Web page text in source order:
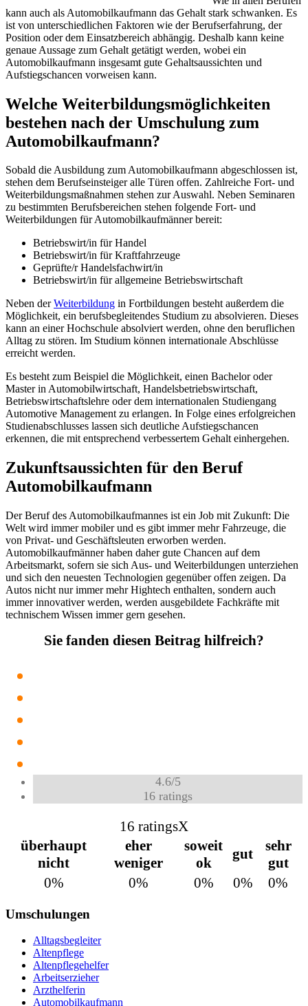
kann auch als Automobilkaufmann das Gehalt stark schwanken. Es
ist von unterschiedlichen Faktoren wie der Berufserfahrung, der
Position oder dem Einsatzbereich abhängig. Deshalb kann keine
genaue Aussage zum Gehalt getätigt werden, wobei ein
Automobilkaufmann insgesamt gute Gehaltsaussichten und
Aufstiegschancen vorweisen kann.
Welche Weiterbildungsmöglichkeiten
bestehen nach der Umschulung zum
Automobilkaufmann?
Sobald die Ausbildung zum Automobilkaufmann abgeschlossen ist,
stehen dem Berufseinsteiger alle Türen offen. Zahlreiche Fort- und
Weiterbildungsmaßnahmen stehen zur Auswahl. Neben Seminaren
zu bestimmten Berufsbereichen stehen folgende Fort- und
Weiterbildungen für Automobilkaufmänner bereit:
Betriebswirt/in für Handel
Betriebswirt/in für Kraftfahrzeuge
Geprüfte/r Handelsfachwirt/in
Betriebswirt/in für allgemeine Betriebswirtschaft
Neben derWeiterbildung in Fortbildungen besteht außerdem die
Möglichkeit, ein berufsbegleitendes Studium zu absolvieren. Dieses
kann an einer Hochschule absolviert werden, ohne den beruflichen
Alltag zu stören. Im Studium können internationale Abschlüsse
erreicht werden.
Es besteht zum Beispiel die Möglichkeit, einen Bachelor oder
Master in Automobilwirtschaft, Handelsbetriebswirtschaft,
Betriebswirtschaftslehre oder dem internationalen Studiengang
Automotive Management zu erlangen. In Folge eines erfolgreichen
Studienabschlusses lassen sich deutliche Aufstiegschancen
erkennen, die mit entsprechend verbessertem Gehalt einhergehen.
Zukunftsaussichten für den Beruf
Automobilkaufmann
Der Beruf des Automobilkaufmannes ist ein Job mit Zukunft: Die
Welt wird immer mobiler und es gibt immer mehr Fahrzeuge, die
von Privat- und Geschäftsleuten erworben werden.
Automobilkaufmänner haben daher gute Chancen auf dem
Arbeitsmarkt, sofern sie sich Aus- und Weiterbildungen unterziehen
und sich den neuesten Technologien gegenüber offen zeigen. Da
Autos nicht nur immer mehr Hightech enthalten, sondern auch
immer innovativer werden, werden ausgebildete Fachkräfte mit
technischem Wissen immer gern gesehen.
Sie fanden diesen Beitrag hilfreich?
4.6/5
16 ratings
16 ratingsX
überhaupt
nicht
eher
weniger
soweit
ok
gut
sehr
gut
0%
0% 0% 0% 0%
Umschulungen
Alltagsbegleiter
Altenpflege
Altenpflegehelfer
Arbeitserzieher
Arzthelferin
Automobilkaufmann